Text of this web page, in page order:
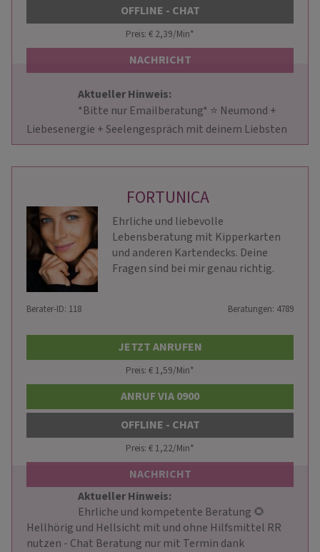
OFFLINE - CHAT
Preis: € 2,39/Min*
NACHRICHT
Aktueller Hinweis:
FORTUNICA
Ehrliche und liebevolle
Lebensberatung mit Kipperkarten
und anderen Kartendecks. Deine
Fragen sind bei mir genau richtig.
Berater-ID: 118 Beratungen: 4789
JETZT ANRUFEN
Preis: € 1,59/Min*
ANRUF VIA 0900
OFFLINE - CHAT
Preis: € 1,22/Min*
NACHRICHT
Aktueller Hinweis:
Hellhörig und Hellsicht mit und ohne Hilfsmittel RR
nutzen - Chat Beratung nur mit Termin dank